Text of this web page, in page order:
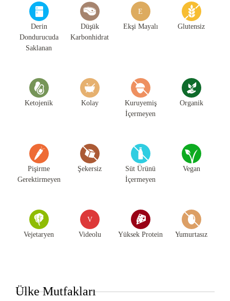
Derin
Dondurucuda
Saklanan
Düşük
Karbonhidrat
E
Ekşi Mayalı Glutensiz
Ketojenik Kolay
Kuruyemiş
İçermeyen
Organik
Pişirme
Gerektirmeyen
Şekersiz
Süt Ürünü
İçermeyen
Vegan
Vejetaryen
V
Videolu Yüksek Protein Yumurtasız
Ülke Mutfakları